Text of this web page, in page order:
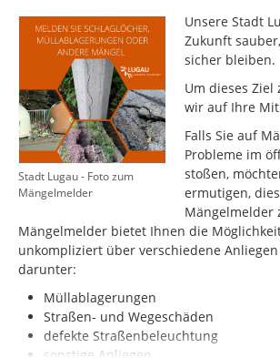
Stadt Lugau - Foto zum
Mängelmelder
Unsere Stadt
Zukunft
sicher bleiben.
Um dieses
wir auf Ihre
Falls Sie auf
Probleme im
stoßen,
ermutigen,
Mängelmelder
Mängelmelder bietet Ihnen die
unkompliziert über verschiedene
darunter:
Müllablagerungen
Straßen- und Wegeschäden
defekte Straßenbeleuchtung